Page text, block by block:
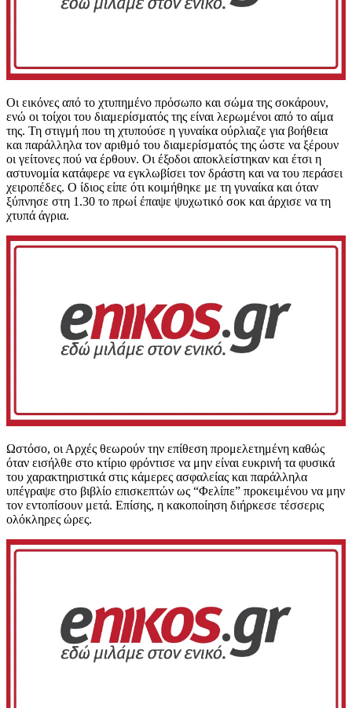
Οι εικόνες από το χτυπημένο πρόσωπο και σώμα της σοκάρουν,
ενώ οι τοίχοι του διαμερίσματός της είναι λερωμένοι από το αίμα
της. Τη στιγμή που τη χτυπούσε η γυναίκα ούρλιαζε για βοήθεια
και παράλληλα τον αριθμό του διαμερίσματός της ώστε να ξέρουν
οι γείτονες πού να έρθουν. Οι έξοδοι αποκλείστηκαν και έτσι η
αστυνομία κατάφερε να εγκλωβίσει τον δράστη και να του περάσει
χειροπέδες. Ο ίδιος είπε ότι κοιμήθηκε με τη γυναίκα και όταν
ξύπνησε στη 1.30 το πρωί έπαψε ψυχωτικό σοκ και άρχισε να τη
χτυπά άγρια.
Ωστόσο, οι Αρχές θεωρούν την επίθεση προμελετημένη καθώς
όταν εισήλθε στο κτίριο φρόντισε να μην είναι ευκρινή τα φυσικά
του χαρακτηριστικά στις κάμερες ασφαλείας και παράλληλα
υπέγραψε στο βιβλίο επισκεπτών ως “Φελίπε” προκειμένου να μην
τον εντοπίσουν μετά. Επίσης, η κακοποίηση διήρκεσε τέσσερις
ολόκληρες ώρες.